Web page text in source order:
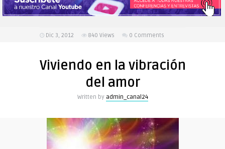
Dic 3, 2012 840 Views 0 Comments
Viviendo en la vibración
del amor
Written by admin_canal24